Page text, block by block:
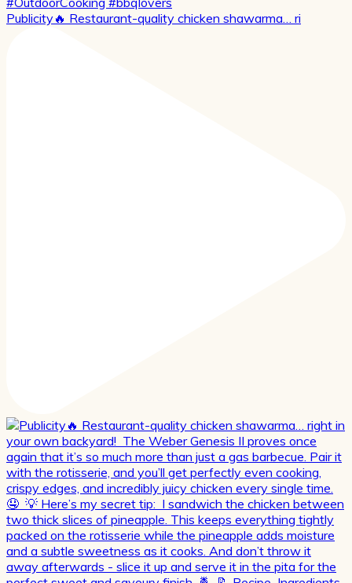
Publicity🔥 Restaurant-quality chicken shawarma… ri